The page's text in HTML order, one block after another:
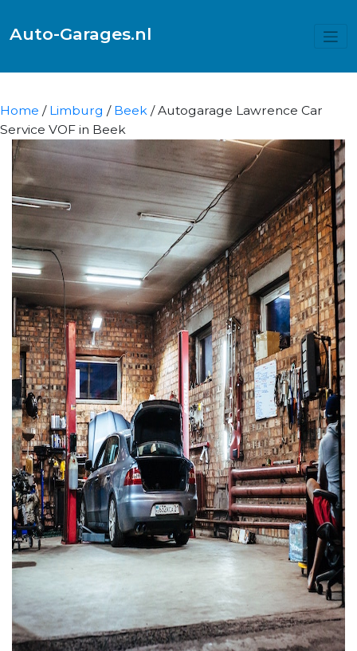
Auto-Garages.nl
Home / Limburg / Beek / Autogarage Lawrence Car
Service VOF in Beek